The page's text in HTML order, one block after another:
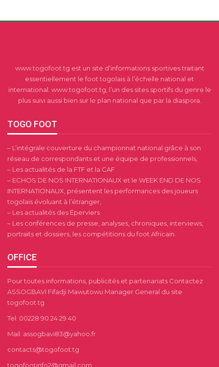
www.togofoot.tg est un site d’informations sportives traitant
essentiellement le foot togolais à l’échelle national et
international. www.togofoot.tg, l’un des sites sportifs du genre le
plus suivi aussi bien sur le plan national que par la diaspora.
TOGO FOOT
– L’intégrale couverture du championnat national grâce à son
réseau de correspondants et une équipe de professionnels,
– Les actualités de la FTF et la CAF
– ECHOS DE NOS INTERNATIONAUX et le WEEK END DE NOS
INTERNATIONAUX, présentent les performances des joueurs
togolais évoluant à l’étranger,
– Les actualités des Éperviers
– Les conférences de presse, analyses, chroniques, interviews,
portraits et dossiers, les compétitions du foot Africain.
OFFICE
Pour toutes informations, publicités et partenariats Contactez
ASSOGBAVI Fifadji Mawutowu Manager General du site
togofoot.tg
Tel: 00228 90 24 29 40
Mail: assogbavi83@yahoo.fr
contacts@togofoot.tg
togofootinfo2@gmail.com